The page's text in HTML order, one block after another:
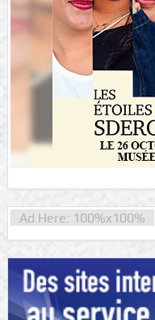
Ad Here: 100%x100%